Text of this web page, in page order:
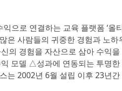
으로 연결하는 교육 플랫폼 ‘올
은 사람들의 귀중한 경험과 노
의 경험을 자산으로 삼아 수익
모델 △성과에 연동되는 투명
는 2002년 6월 설립 이후 23년